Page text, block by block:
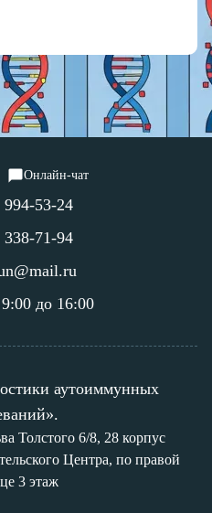
Онлайн-чат
53-24
71-94
до 16:00
аутоиммунных
Толстого 6/8, 28 корпус
Центра, по правой
3 этаж